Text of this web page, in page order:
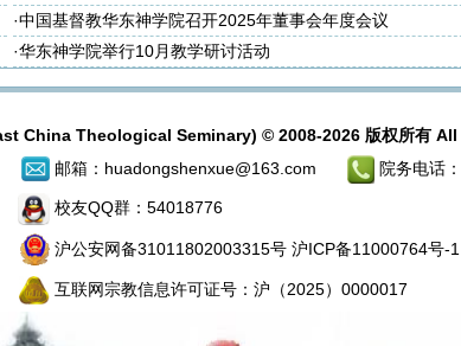
大会
·中国基督教华东神学院召开2025年董事会年度会议
·华东神学院举行10月教学研讨活动
China Theological Seminary) © 2008-2026 版权所有
邮箱：huadongshenxue@163.com
院务电话
校友QQ群：54018776
沪公安网备31011802003315号 沪ICP备11000764号-1
互联网宗教信息许可证号：沪（2025）0000017